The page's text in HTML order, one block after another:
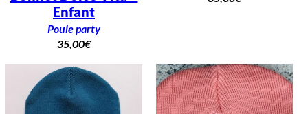
Enfant
Poule party
35,00€